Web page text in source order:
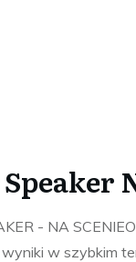
- NA
w szybkim